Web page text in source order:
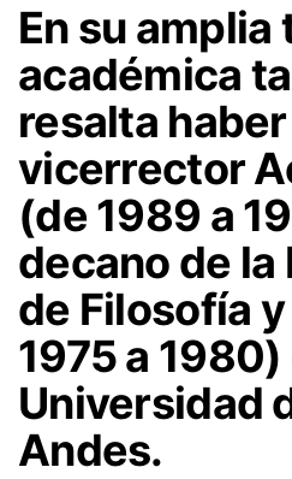
En su
académica
resalta
vicerrector
(de 1989 a
decano de la
de Filosofía
1975 a 1980)
Universidad
Andes.